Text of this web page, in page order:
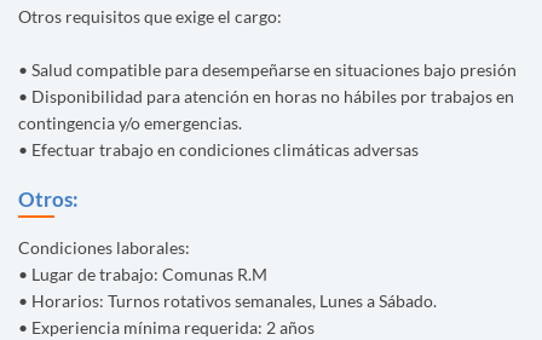
Otros requisitos que exige el cargo:
• Salud compatible para desempeñarse en situaciones bajo presión
• Disponibilidad para atención en horas no hábiles por trabajos en
contingencia y/o emergencias.
• Efectuar trabajo en condiciones climáticas adversas
Otros:
Condiciones laborales:
• Lugar de trabajo: Comunas R.M
• Horarios: Turnos rotativos semanales, Lunes a Sábado.
• Experiencia mínima requerida: 2 años